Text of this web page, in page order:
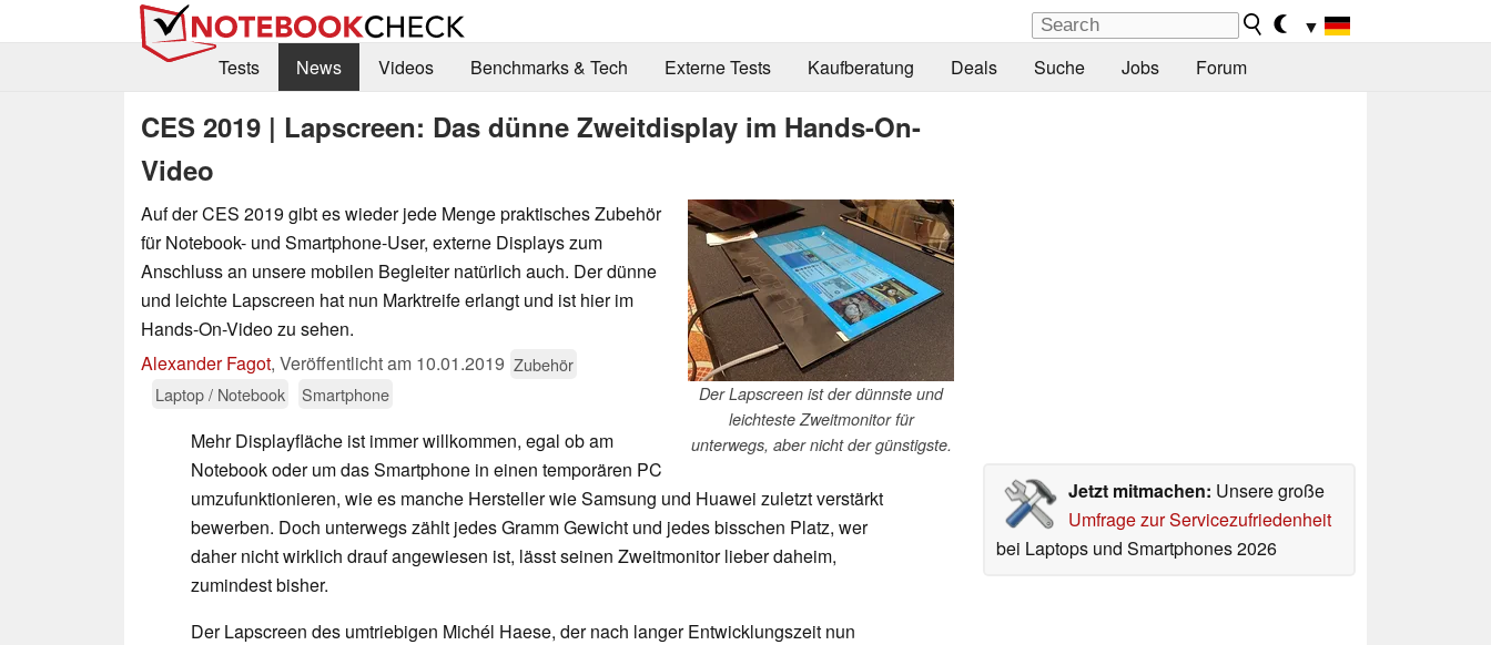
▼
Tests
News Videos Benchmarks & Tech Externe Tests Kaufberatung Deals Suche Jobs Forum
CES 2019 | Lapscreen: Das dünne Zweitdisplay im Hands-On-
Video
Der Lapscreen ist der dünnste und
leichteste Zweitmonitor für
unterwegs, aber nicht der günstigste.
Auf der CES 2019 gibt es wieder jede Menge praktisches Zubehör
für Notebook- und Smartphone-User, externe Displays zum
Anschluss an unsere mobilen Begleiter natürlich auch. Der dünne
und leichte Lapscreen hat nun Marktreife erlangt und ist hier im
Hands-On-Video zu sehen.
Alexander Fagot, Veröffentlicht am 10.01.2019 Zubehör
Laptop / Notebook
Smartphone
Jetzt mitmachen: Unsere große
Umfrage zur Servicezufriedenheit
bei Laptops und Smartphones 2026
Mehr Displayfläche ist immer willkommen, egal ob am
Notebook oder um das Smartphone in einen temporären PC
umzufunktionieren, wie es manche Hersteller wie Samsung und Huawei zuletzt verstärkt
bewerben. Doch unterwegs zählt jedes Gramm Gewicht und jedes bisschen Platz, wer
daher nicht wirklich drauf angewiesen ist, lässt seinen Zweitmonitor lieber daheim,
zumindest bisher.
Der Lapscreen des umtriebigen Michél Haese, der nach langer Entwicklungszeit nun